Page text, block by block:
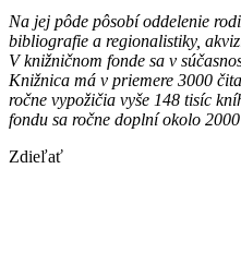
Na jej pôde pôsobí oddelenie
bibliografie a regionalistiky,
V knižničnom fonde sa v
Knižnica má v priemere 3000
ročne vypožičia vyše 148 tisíc
fondu sa ročne doplní okolo
Zdieľať